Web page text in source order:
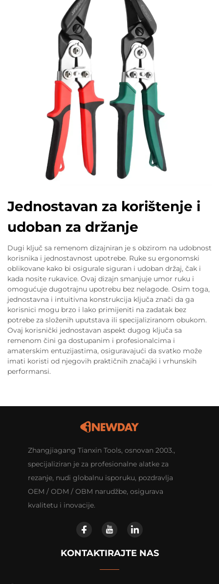
Jednostavan za korištenje i
udoban za držanje
Dugi ključ sa remenom dizajniran je s obzirom na udobnost
korisnika i jednostavnost upotrebe. Ruke su ergonomski
oblikovane kako bi osigurale siguran i udoban držaj, čak i
kada nosite rukavice. Ovaj dizajn smanjuje umor ruku i
omogućuje dugotrajnu upotrebu bez nelagode. Osim toga,
jednostavna i intuitivna konstrukcija ključa znači da ga
korisnici mogu brzo i lako primijeniti na zadatak bez
potrebe za složenih uputstava ili specijaliziranom obukom.
Ovaj korisnički jednostavan aspekt dugog ključa sa
remenom čini ga dostupanim i profesionalcima i
amaterskim entuzijastima, osiguravajući da svatko može
imati koristi od njegovih praktičnih značajki i vrhunskih
performansi.
Zhangjiagang Tianxin Tools, osnovan 2003.,
specijaliziran je za profesionalne alatke za
rezanje, nudi globalnu isporuku, pozdravlja
OEM / ODM / OBM narudžbe, osigurava
kvalitetu i inovacije.
KONTAKTIRAJTE NAS